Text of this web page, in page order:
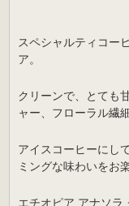
スペシャルティコー
ア。
クリーンで、とても
ャー、フローラル繊
アイスコーヒーにし
ミングな味わいをお
エチオピア アナソラ